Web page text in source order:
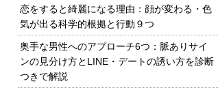
恋をすると綺麗になる理由：顔が変わる・色
気が出る科学的根拠と行動９つ
奥手な男性へのアプローチ6つ：脈ありサイ
ンの見分け方とLINE・デートの誘い方を診断
つきで解説